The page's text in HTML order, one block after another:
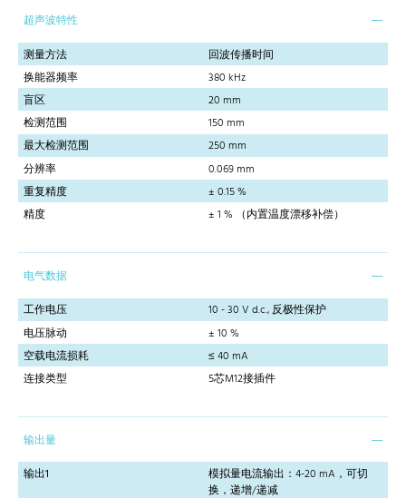
超声波特性
测量方法
回波传播时间
换能器频率
380 kHz
盲区
20 mm
检测范围
150 mm
最大检测范围
250 mm
分辨率
0.069 mm
重复精度
± 0.15 %
精度
± 1 % （内置温度漂移补偿）
电气数据
工作电压
10 - 30 V d.c., 反极性保护
电压脉动
± 10 %
空载电流损耗
≤ 40 mA
连接类型
5芯M12接插件
输出量
输出1
模拟量电流输出：4-20 mA，可切
换，递增/递减